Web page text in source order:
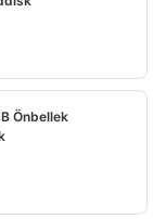
Önbellek